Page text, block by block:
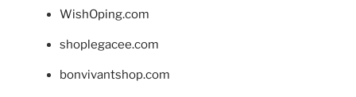
WishOping.com
shoplegacee.com
bonvivantshop.com